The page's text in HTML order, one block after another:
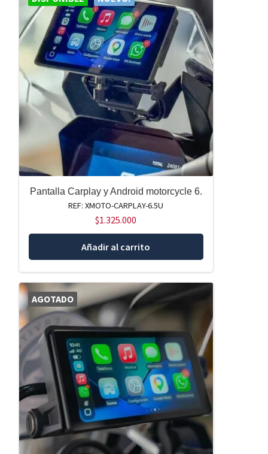
Pantalla Carplay y Android motorcycle 6.
REF: XMOTO-CARPLAY-6.5U
$1.325.000
Añadir al carrito
AGOTADO